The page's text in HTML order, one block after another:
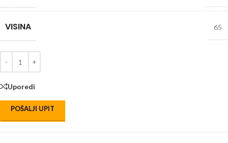
VISINA 65
Uporedi
POŠALJI UPIT